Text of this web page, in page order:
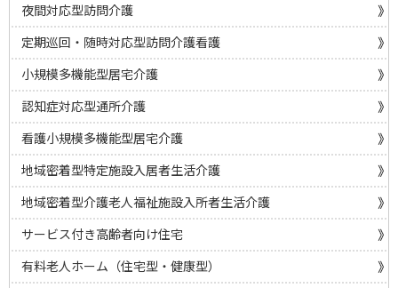
夜間対応型訪問介護
定期巡回・随時対応型訪問介護看護
小規模多機能型居宅介護
認知症対応型通所介護
看護小規模多機能型居宅介護
地域密着型特定施設入居者生活介護
地域密着型介護老人福祉施設入所者生活介護
サービス付き高齢者向け住宅
有料老人ホーム（住宅型・健康型）